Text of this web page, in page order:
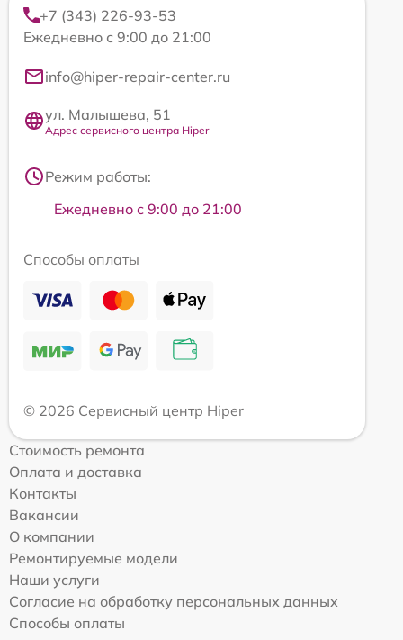
+7 (343) 226-93-53
Ежедневно с 9:00 до 21:00
info@hiper-repair-center.ru
ул. Малышева, 51
Адрес сервисного центра Hiper
Режим работы:
Ежедневно с 9:00 до 21:00
Способы оплаты
© 2026 Сервисный центр Hiper
Стоимость ремонта
Оплата и доставка
Контакты
Вакансии
О компании
Ремонтируемые модели
Наши услуги
Согласие на обработку персональных данных
Способы оплаты